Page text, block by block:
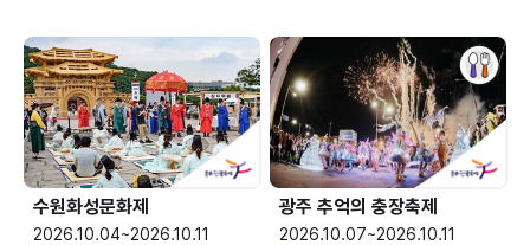
수원화성문화제
2026.10.04~2026.10.11
광주 추억의 충장축제
2026.10.07~2026.10.11